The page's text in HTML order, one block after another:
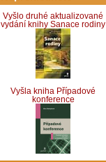
Vyšlo druhé aktualizované
vydání knihy Sanace rodiny
Vyšla kniha Případové
konference